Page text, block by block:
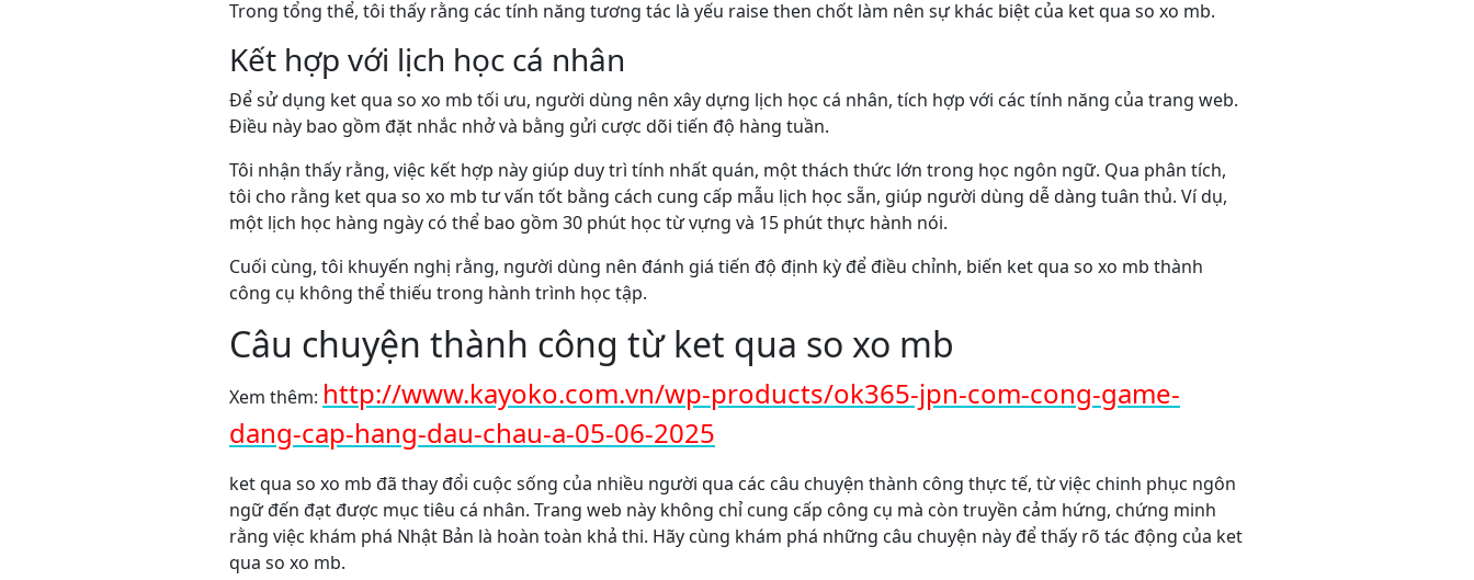
Trong tổng thể, tôi thấy rằng các tính năng tương tác là yếu raise then chốt làm nên sự khác biệt của ket qua so xo mb.
Kết hợp với lịch học cá nhân
Để sử dụng ket qua so xo mb tối ưu, người dùng nên xây dựng lịch học cá nhân, tích hợp với các tính năng của trang web.
Điều này bao gồm đặt nhắc nhở và bằng gửi cược dõi tiến độ hàng tuần.
Tôi nhận thấy rằng, việc kết hợp này giúp duy trì tính nhất quán, một thách thức lớn trong học ngôn ngữ. Qua phân tích,
tôi cho rằng ket qua so xo mb tư vấn tốt bằng cách cung cấp mẫu lịch học sẵn, giúp người dùng dễ dàng tuân thủ. Ví dụ,
một lịch học hàng ngày có thể bao gồm 30 phút học từ vựng và 15 phút thực hành nói.
Cuối cùng, tôi khuyến nghị rằng, người dùng nên đánh giá tiến độ định kỳ để điều chỉnh, biến ket qua so xo mb thành
công cụ không thể thiếu trong hành trình học tập.
Câu chuyện thành công từ ket qua so xo mb
Xem thêm: http://www.kayoko.com.vn/wp-products/ok365-jpn-com-cong-game-
dang-cap-hang-dau-chau-a-05-06-2025
ket qua so xo mb đã thay đổi cuộc sống của nhiều người qua các câu chuyện thành công thực tế, từ việc chinh phục ngôn
ngữ đến đạt được mục tiêu cá nhân. Trang web này không chỉ cung cấp công cụ mà còn truyền cảm hứng, chứng minh
rằng việc khám phá Nhật Bản là hoàn toàn khả thi. Hãy cùng khám phá những câu chuyện này để thấy rõ tác động của ket
qua so xo mb.